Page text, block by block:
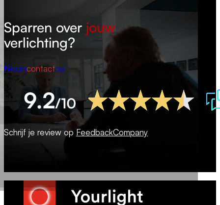
Sparren over jouw
verlichting?
Neemcontactop
Schrijf je review op FeedbackCompany